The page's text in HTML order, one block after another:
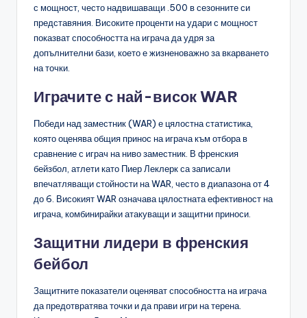
с мощност, често надвишаващи .500 в сезонните си
представяния. Високите проценти на удари с мощност
показват способността на играча да удря за
допълнителни бази, което е жизненоважно за вкарването
на точки.
Играчите с най-висок WAR
Победи над заместник (WAR) е цялостна статистика,
която оценява общия принос на играча към отбора в
сравнение с играч на ниво заместник. В френския
бейзбол, атлети като Пиер Леклерк са записали
впечатляващи стойности на WAR, често в диапазона от 4
до 6. Високият WAR означава цялостната ефективност на
играча, комбинирайки атакуващи и защитни приноси.
Защитни лидери в френския
бейбол
Защитните показатели оценяват способността на играча
да предотвратява точки и да прави игри на терена.